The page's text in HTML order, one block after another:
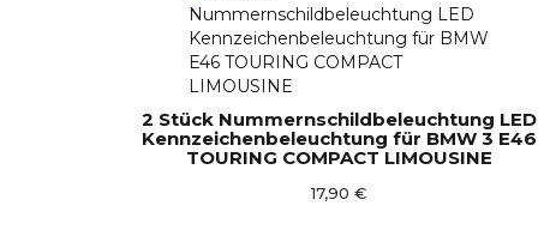
2 Stück Nummernschildbeleuchtung LED
Kennzeichenbeleuchtung für BMW 3 E46
TOURING COMPACT LIMOUSINE
17,90 €